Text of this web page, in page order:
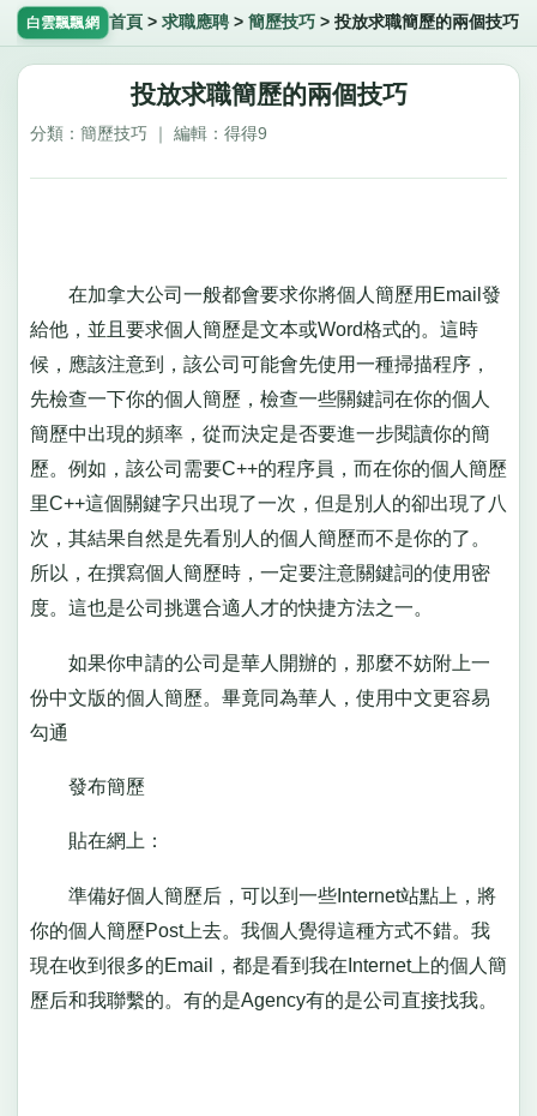
白雲飄飄網 首頁 > 求職應聘> 簡歷技巧 > 投放求職簡歷的兩個技巧
投放求職簡歷的兩個技巧
分類：簡歷技巧 ｜ 編輯：得得9
在加拿大公司一般都會要求你將個人簡歷用Email發
給他，並且要求個人簡歷是文本或Word格式的。這時
候，應該注意到，該公司可能會先使用一種掃描程序，
先檢查一下你的個人簡歷，檢查一些關鍵詞在你的個人
簡歷中出現的頻率，從而決定是否要進一步閱讀你的簡
歷。例如，該公司需要C++的程序員，而在你的個人簡歷
里C++這個關鍵字只出現了一次，但是別人的卻出現了八
次，其結果自然是先看別人的個人簡歷而不是你的了。
所以，在撰寫個人簡歷時，一定要注意關鍵詞的使用密
度。這也是公司挑選合適人才的快捷方法之一。
如果你申請的公司是華人開辦的，那麼不妨附上一
份中文版的個人簡歷。畢竟同為華人，使用中文更容易
勾通
發布簡歷
貼在網上：
準備好個人簡歷后，可以到一些Internet站點上，將
你的個人簡歷Post上去。我個人覺得這種方式不錯。我
現在收到很多的Email，都是看到我在Internet上的個人簡
歷后和我聯繫的。有的是Agency有的是公司直接找我。